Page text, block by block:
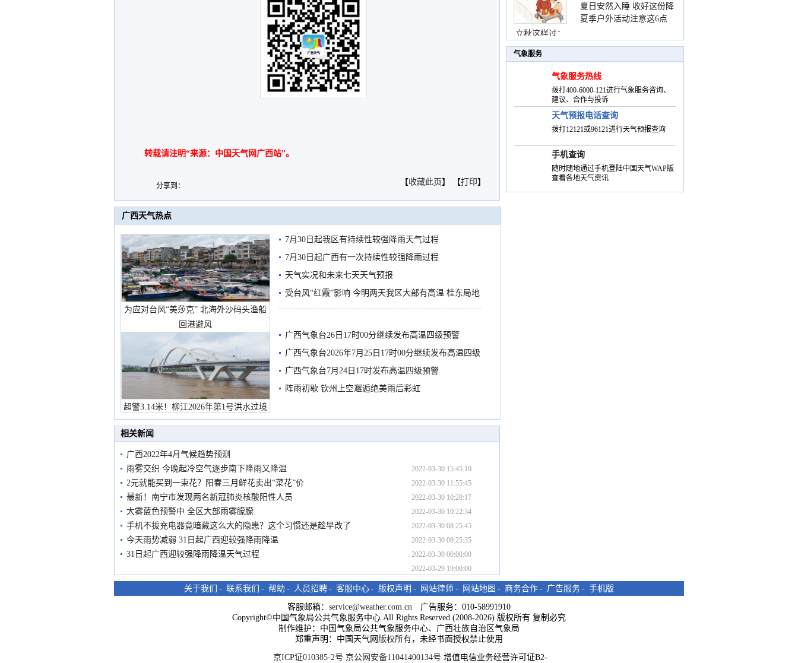
转载请注明“来源：中国天气网广西站”。
分享到： 【收藏此页 】 【打印】
广西天气热点
为应对台风“美莎克” 北海外沙码头渔船
回港避风
超警3.14米！柳江2026年第1号洪水过境
市民在堤岸见证汛况
7月30日起我区有持续性较强降雨天气过程
7月30日起广西有一次持续性较强降雨过程
天气实况和未来七天天气预报
受台风“红霞”影响 今明两天我区大部有高温 桂东局地
有较强降雨
广西气象台26日17时00分继续发布高温四级预警
广西气象台2026年7月25日17时00分继续发布高温四级
预警
广西气象台7月24日17时发布高温四级预警
阵雨初歇 钦州上空邂逅绝美雨后彩虹
相关新闻
广西2022年4月气候趋势预测
2022-03-30 15:45:19
雨雾交织 今晚起冷空气逐步南下降雨又降温
2022-03-30 11:55:45
2元就能买到一束花？阳春三月鲜花卖出“菜花”价
2022-03-30 10:28:17
最新！南宁市发现两名新冠肺炎核酸阳性人员
2022-03-30 10:22:34
大雾蓝色预警中 全区大部雨雾朦朦
2022-03-30 08:25:45
手机不拔充电器竟暗藏这么大的隐患？这个习惯还是趁早改了
2022-03-30 08:25:35
今天雨势减弱 31日起广西迎较强降雨降温
2022-03-30 00:00:00
31日起广西迎较强降雨降温天气过程
2022-03-29 19:00:00
立秋这样过：
灾害 这些前兆要知道
夏日安然入睡 收好这份降
温小贴士
夏季户外活动注意这6点
气象服务
气象服务热线
拨打400-6000-121进行气象服务咨询、
建议、合作与投诉
天气预报电话查询
拨打12121或96121进行天气预报查询
手机查询
随时随地通过手机登陆中国天气WAP版
查看各地天气资讯
关于我们 - 联系我们 - 帮助 - 人员招聘 - 客服中心 - 版权声明 - 网站律师 - 网站地图 - 商务合作 - 广告服务 - 手机版
客服邮箱： service@weather.com.cn 广告服务：010-58991910
Copyright©中国气象局公共气象服务中心 All Rights Reserved (2008-2026) 版权所有 复制必究
制作维护：中国气象局公共气象服务中心、广西壮族自治区气象局
郑重声明：中国天气网 版权所有，未经书面授权禁止使用
京ICP证010385-2号 京公网安备11041400134号 增值电信业务经营许可证B2-